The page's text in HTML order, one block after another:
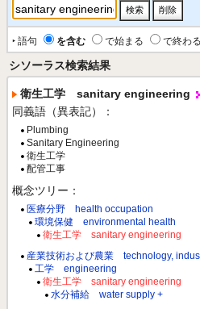
‣ 語句 を含む で始まる で終わる
シソーラス検索結果
衛生工学 sanitary engineering
同義語（異表記）：
Plumbing
Sanitary Engineering
衛生工学
配管工事
概念ツリー：
医療分野 health occupation
環境保健 environmental health
衛生工学 sanitary engineering
産業技術および農業 technology,
工学 engineering
衛生工学 sanitary engineering
水分補給 water supply +